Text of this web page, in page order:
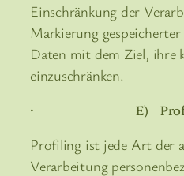
Einschränkung der
Markierung
Daten mit dem Ziel, ihre
einzuschränken.
· E)
Profiling ist jede Art der
Verarbeitung